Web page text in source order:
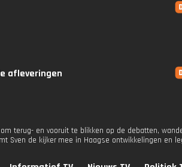
afleveringen
terug- en vooruit te blikken op de debatten,
Sven de kijker mee in Haagse ontwikkelingen en